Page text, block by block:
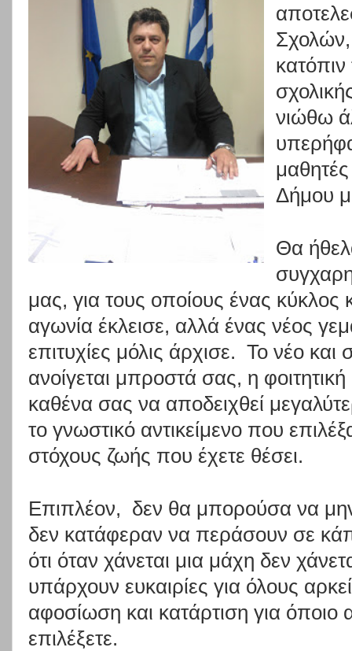
νιώθω
Δήμου
Θα
μας, για τους οποίους ένας κύκλος
αγωνία έκλεισε, αλλά ένας νέος
επιτυχίες μόλις άρχισε. Το νέο και
ανοίγεται μπροστά σας, η
καθένα σας να αποδειχθεί
το γνωστικό αντικείμενο που
στόχους ζωής που έχετε θέσει.
Επιπλέον, δεν θα μπορούσα να
δεν κατάφεραν να περάσουν σε
ότι όταν χάνεται μια μάχη δεν
υπάρχουν ευκαιρίες για όλους
αφοσίωση και κατάρτιση για όποιο
επιλέξετε.